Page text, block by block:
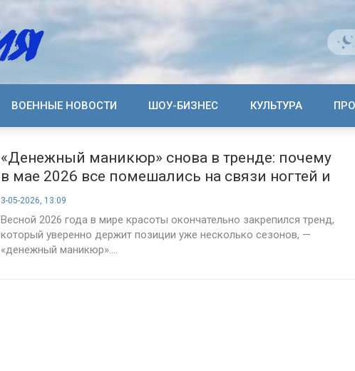
ВОЕННЫЕ НОВОСТИ ШОУ-БИЗНЕС КУЛЬТУРА
«Денежный маникюр» снова в тренде: почему
в мае 2026 все помешались на связи ногтей и
денег
3-05-2026, 13:09
Весной 2026 года в мире красоты окончательно закрепился тренд,
который уверенно держит позиции уже несколько сезонов, —
«денежный маникюр»....